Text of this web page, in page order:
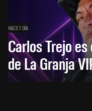
HACE 1 DÍA
Carlos Trejo
de La Granja